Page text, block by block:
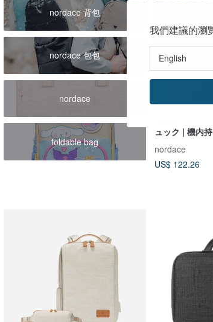
nordace 背包
nordace 包包
nordace
foldable bag
ュック | 機内
nordace
US$ 122.26
我們建議的瀏